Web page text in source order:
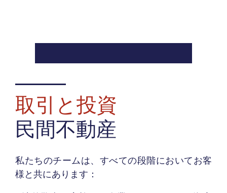
取引と投資
民間不動産
私たちのチームは、すべての段階においてお客
様と共にあります：